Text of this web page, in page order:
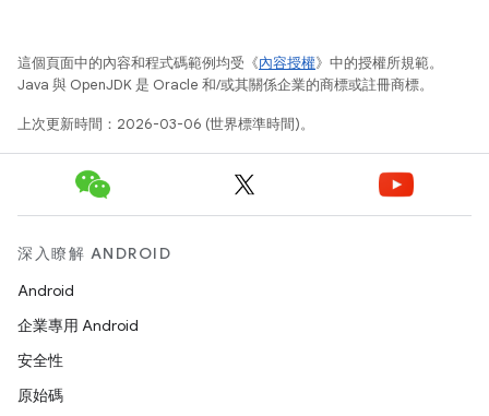
這個頁面中的內容和程式碼範例均受《內容授權》中的授權所規範。
Java 與 OpenJDK 是 Oracle 和/或其關係企業的商標或註冊商標。
上次更新時間：2026-03-06 (世界標準時間)。
深入瞭解 ANDROID
Android
企業專用 Android
安全性
原始碼